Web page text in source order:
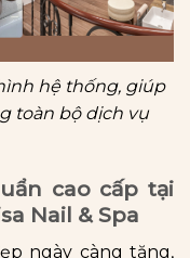
hệ thống, giúp
toàn bộ dịch vụ
cao cấp tại
Nail & Spa
ngày càng tăng,